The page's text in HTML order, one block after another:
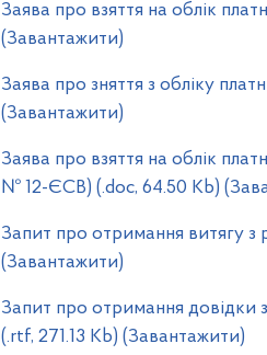
Заява про взяття на облік
(Завантажити)
Заява про зняття з обліку
(Завантажити)
Заява про взяття на облік
№ 12-ЄСВ) (.doc, 64.50 Kb)
Запит про отримання витягу
(Завантажити)
Запит про отримання довідки
(.rtf, 271.13 Kb) (Завантажити)